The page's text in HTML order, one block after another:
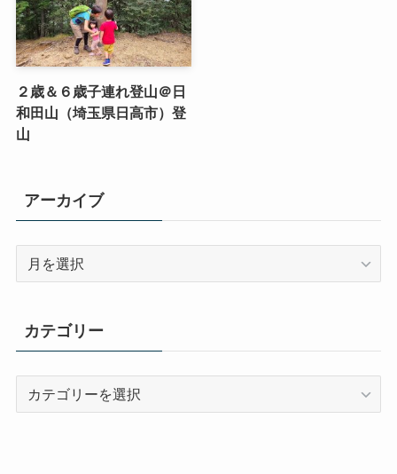
２歳＆６歳子連れ登山＠日
和田山（埼玉県日高市）登
山
アーカイブ
ブ
カテゴリー